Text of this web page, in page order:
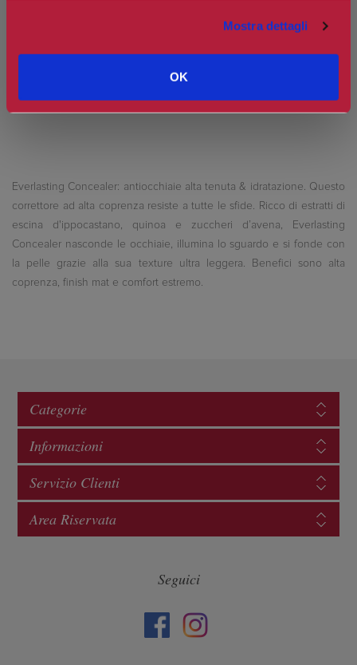
Mostra dettagli
OK
Everlasting Concealer: antiocchiaie alta tenuta & idratazione. Questo
correttore ad alta coprenza resiste a tutte le sfide. Ricco di estratti di
escina d'ippocastano, quinoa e zuccheri d’avena, Everlasting
Concealer nasconde le occhiaie, illumina lo sguardo e si fonde con
la pelle grazie alla sua texture ultra leggera. Benefici sono alta
coprenza, finish mat e comfort estremo.
Categorie
Informazioni
Servizio Clienti
Area Riservata
Seguici